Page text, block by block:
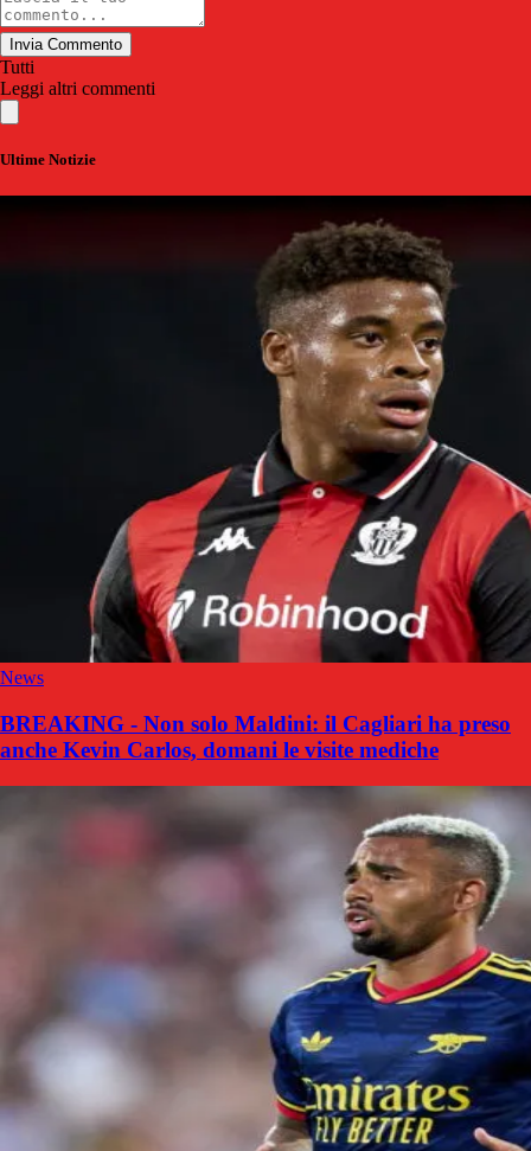
Invia Commento
Tutti
Leggi altri commenti
Ultime Notizie
News
BREAKING - Non solo Maldini: il Cagliari ha preso
anche Kevin Carlos, domani le visite mediche